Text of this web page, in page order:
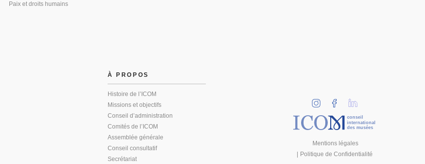
Paix et droits humains
À PROPOS
Histoire de l’ICOM
Missions et objectifs
Conseil d’administration
Comités de l’ICOM
Assemblée générale
Conseil consultatif
Secrétariat
conseil
international
des musées
Mentions légales
Politique de Confidentialité